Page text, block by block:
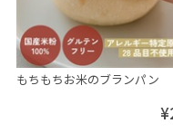
もちもちお米のブランパン